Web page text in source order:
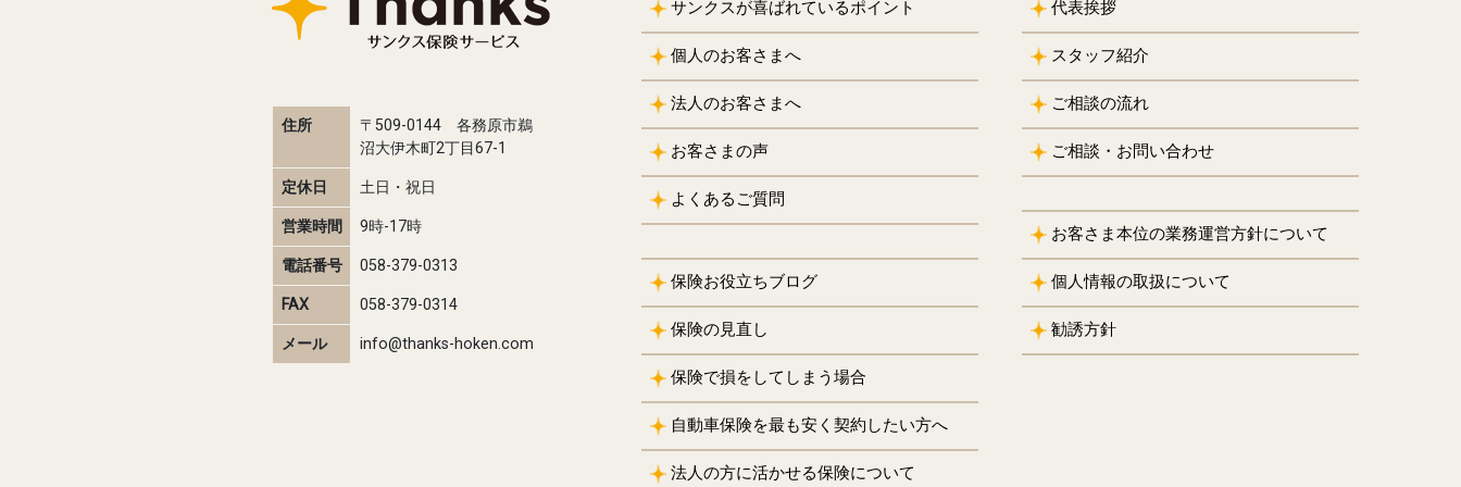
住所
〒509-0144 各務原市鵜
沼大伊木町2丁目67-1
定休日 土日・祝日
営業時間 9時-17時
電話番号 058-379-0313
FAX 058-379-0314
メール info@thanks-hoken.com
サンクスが喜ばれているポイント
個人のお客さまへ
法人のお客さまへ
お客さまの声
よくあるご質問
保険お役立ちブログ
保険の見直し
保険で損をしてしまう場合
自動車保険を最も安く契約したい方へ
法人の方に活かせる保険について
代表挨拶
スタッフ紹介
ご相談の流れ
ご相談・お問い合わせ
お客さま本位の業務運営方針について
個人情報の取扱について
勧誘方針